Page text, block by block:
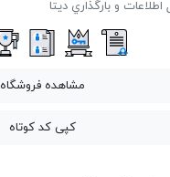
اطلاعات و بارگذاري ديتا
مشاهده فروشگاه
کپی کد کوتاه